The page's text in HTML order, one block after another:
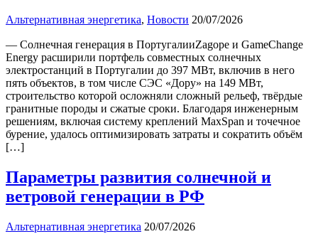
Альтернативная энергетика, Новости 20/07/2026
— Солнечная генерация в ПортугалииZagope и GameChange
Energy расширили портфель совместных солнечных
электростанций в Португалии до 397 МВт, включив в него
пять объектов, в том числе СЭС «Дору» на 149 МВт,
строительство которой осложняли сложный рельеф, твёрдые
гранитные породы и сжатые сроки. Благодаря инженерным
решениям, включая систему креплений MaxSpan и точечное
бурение, удалось оптимизировать затраты и сократить объём
[…]
Параметры развития солнечной и
ветровой генерации в РФ
Альтернативная энергетика 20/07/2026